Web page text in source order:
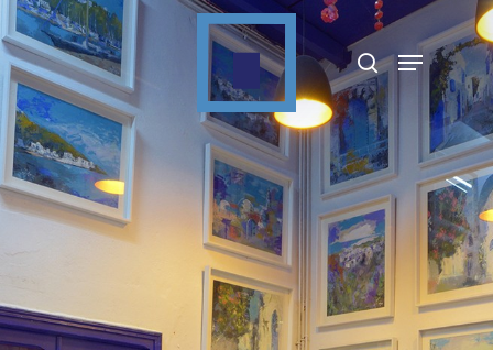
Appuyez sur Entrée pour rechercher ou sur
ESC pour fermer